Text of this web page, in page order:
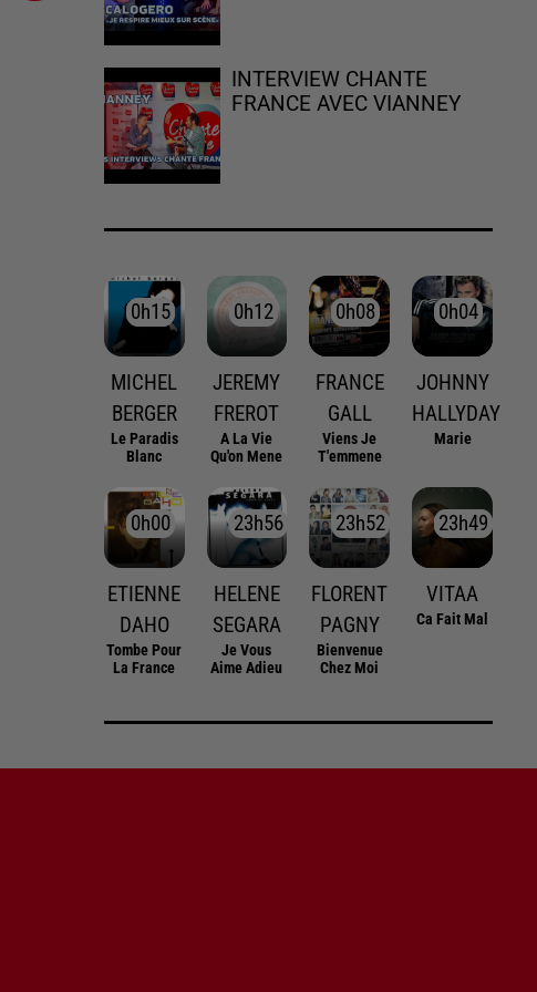
INTERVIEW CHANTE
FRANCE AVEC VIANNEY
0h15
0h15
MICHEL
BERGER
Le Paradis
Blanc
0h12
0h12
JEREMY
FREROT
A La Vie
Qu'on Mene
0h08
0h08
FRANCE
GALL
Viens Je
T'emmene
0h04
0h04
JOHNNY
HALLYDAY
Marie
0h00
0h00
ETIENNE
DAHO
Tombe Pour
La France
23h56
23h56
HELENE
SEGARA
Je Vous
Aime Adieu
23h52
23h52
FLORENT
PAGNY
Bienvenue
Chez Moi
23h49
23h49
VITAA
Ca Fait Mal